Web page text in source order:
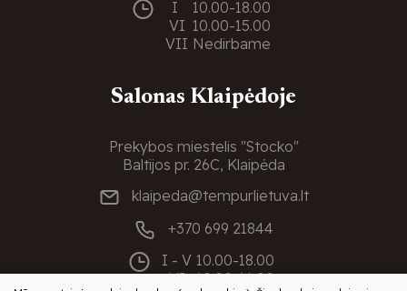
I
10.00-18.00
VI 10.00-15.00
VII Nedirbame
Salonas Klaipėdoje
Prekybos miestelis "Stocko"
Baltijos pr. 26C, Klaipėda
klaipeda@tempurlietuva.lt
+370 699 21844
I - V 10.00-18.00
VI
10.00-16.00